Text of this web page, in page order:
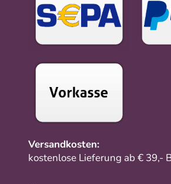
Versandkosten:
kostenlose Lieferung ab € 39,-